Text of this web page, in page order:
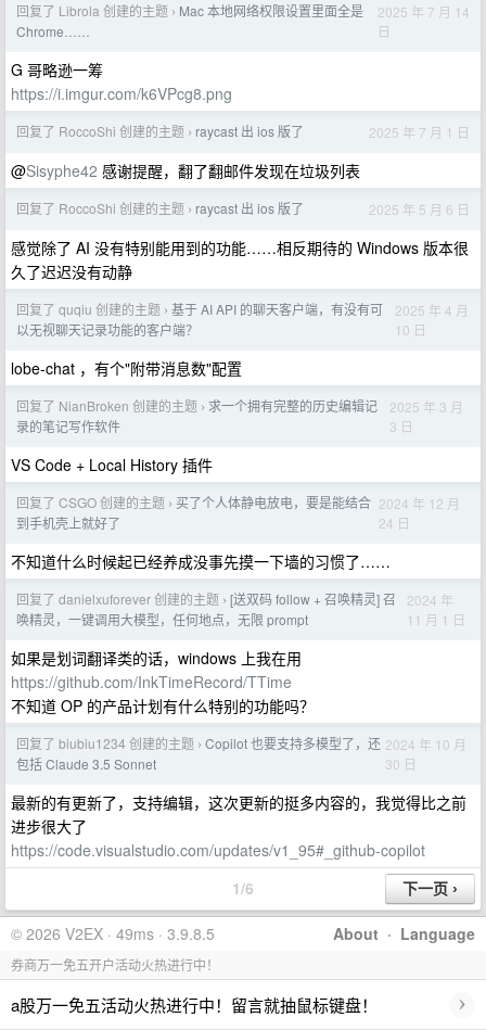
回复了 Librola 创建的主题 › Mac 本地网络权限设置里面全是
Chrome……
2025 年 7 月 14
日
G 哥略逊一筹
https://i.imgur.com/k6VPcg8.png
回复了 RoccoShi 创建的主题 › raycast 出 ios 版了 2025 年 7 月 1 日
@Sisyphe42 感谢提醒，翻了翻邮件发现在垃圾列表
回复了 RoccoShi 创建的主题 › raycast 出 ios 版了 2025 年 5 月 6 日
感觉除了 AI 没有特别能用到的功能……相反期待的 Windows 版本很
久了迟迟没有动静
回复了 quqiu 创建的主题 › 基于 AI API 的聊天客户端，有没有可
以无视聊天记录功能的客户端？
2025 年 4 月
10 日
lobe-chat ，有个"附带消息数"配置
回复了 NianBroken 创建的主题 › 求一个拥有完整的历史编辑记
录的笔记写作软件
2025 年 3 月
3 日
VS Code + Local History 插件
回复了 CSGO 创建的主题 › 买了个人体静电放电，要是能结合
到手机壳上就好了
2024 年 12 月
24 日
不知道什么时候起已经养成没事先摸一下墙的习惯了……
回复了 danielxuforever 创建的主题 › [送双码 follow + 召唤精灵] 召
唤精灵，一键调用大模型，任何地点，无限 prompt
2024 年
11 月 1 日
如果是划词翻译类的话，windows 上我在用
https://github.com/InkTimeRecord/TTime
不知道 OP 的产品计划有什么特别的功能吗？
回复了 biubiu1234 创建的主题 › Copilot 也要支持多模型了，还
包括 Claude 3.5 Sonnet
2024 年 10 月
30 日
最新的有更新了，支持编辑，这次更新的挺多内容的，我觉得比之前
进步很大了
https://code.visualstudio.com/updates/v1_95#_github-copilot
1/6
About · Language
© 2026 V2EX · 49ms · 3.9.8.5
券商万一免五开户活动火热进行中！
a股万一免五活动火热进行中！留言就抽鼠标键盘！ ›